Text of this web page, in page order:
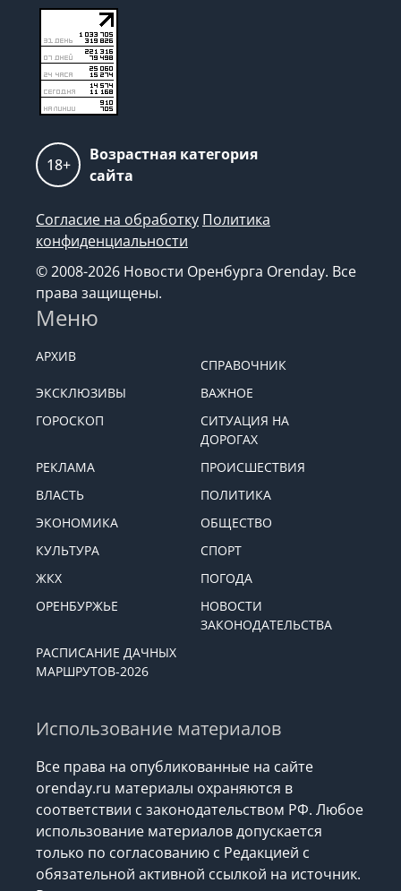
18+
Возрастная категория
сайта
Согласие на обработку Политика
конфиденциальности
© 2008-2026 Новости Оренбурга Orenday. Все
права защищены.
Меню
АРХИВ
СПРАВОЧНИК
ЭКСКЛЮЗИВЫ
ВАЖНОЕ
ГОРОСКОП
СИТУАЦИЯ НА
ДОРОГАХ
РЕКЛАМА
ПРОИСШЕСТВИЯ
ВЛАСТЬ
ПОЛИТИКА
ЭКОНОМИКА
ОБЩЕСТВО
КУЛЬТУРА
СПОРТ
ЖКХ
ПОГОДА
ОРЕНБУРЖЬЕ
НОВОСТИ
ЗАКОНОДАТЕЛЬСТВА
РАСПИСАНИЕ ДАЧНЫХ
МАРШРУТОВ-2026
Использование материалов
Все права на опубликованные на сайте
orenday.ru материалы охраняются в
соответствии с законодательством РФ. Любое
использование материалов допускается
только по согласованию с Редакцией с
обязательной активной ссылкой на источник.